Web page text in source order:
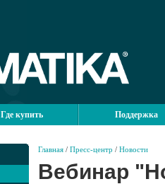
Где купить Поддержка
Главная / Пресс-центр / Новости
Вебинар